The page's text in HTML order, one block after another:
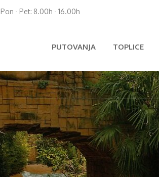
Pon - Pet: 8.00h - 16.00h
PUTOVANJA TOPLICE